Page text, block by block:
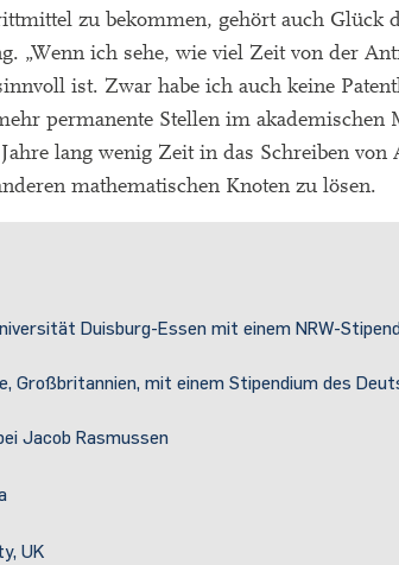
zu bekommen, gehört auch Glück
„Wenn ich sehe, wie viel Zeit von der
ist. Zwar habe ich auch keine
permanente Stellen im akademischen
lang wenig Zeit in das Schreiben von
mathematischen Knoten zu lösen.
Duisburg-Essen mit einem NRW-
Großbritannien, mit einem Stipendium des
Jacob Rasmussen
UK